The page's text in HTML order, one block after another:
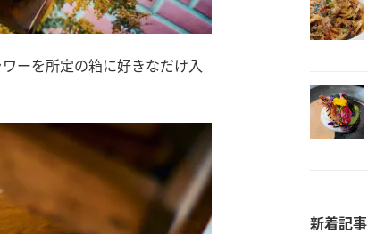
ーを所定の箱に好きなだけ入
新着記事